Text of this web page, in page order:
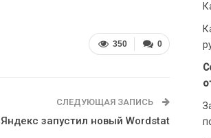
0
350
СЛЕДУЮЩАЯ ЗАПИСЬ
Яндекс запустил новый Wordstat